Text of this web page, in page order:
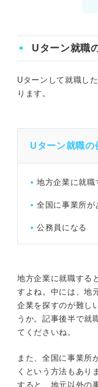
Uターン就職
Uターンして就職し
ります。
Uターン就職の
地方企業に就職
全国に事業所が
公務員になる
地方企業に就職する
すよね。中には、地
企業を探すのが難し
うか。記事後半で就
てくださいね。
また、全国に事業所
くという方法もあり
すると、地元以外の